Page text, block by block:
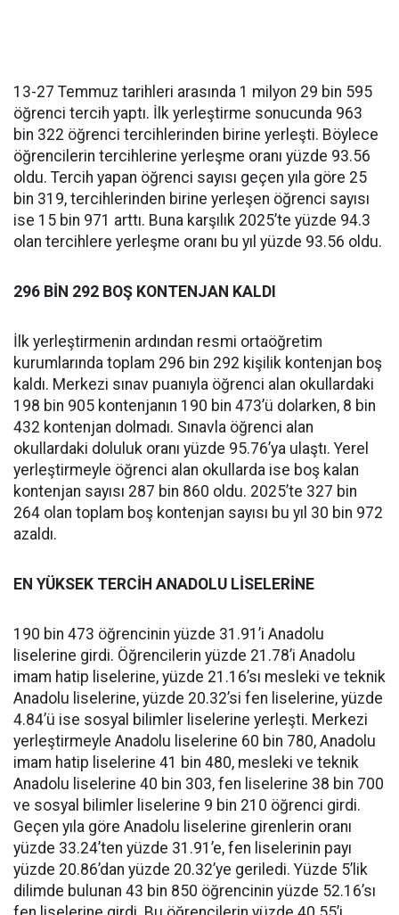
13-27 Temmuz tarihleri arasında 1 milyon 29 bin 595
öğrenci tercih yaptı. İlk yerleştirme sonucunda 963
bin 322 öğrenci tercihlerinden birine yerleşti. Böylece
öğrencilerin tercihlerine yerleşme oranı yüzde 93.56
oldu. Tercih yapan öğrenci sayısı geçen yıla göre 25
bin 319, tercihlerinden birine yerleşen öğrenci sayısı
ise 15 bin 971 arttı. Buna karşılık 2025’te yüzde 94.3
olan tercihlere yerleşme oranı bu yıl yüzde 93.56 oldu.
296 BİN 292 BOŞ KONTENJAN KALDI
İlk yerleştirmenin ardından resmi ortaöğretim
kurumlarında toplam 296 bin 292 kişilik kontenjan boş
kaldı. Merkezi sınav puanıyla öğrenci alan okullardaki
198 bin 905 kontenjanın 190 bin 473’ü dolarken, 8 bin
432 kontenjan dolmadı. Sınavla öğrenci alan
okullardaki doluluk oranı yüzde 95.76’ya ulaştı. Yerel
yerleştirmeyle öğrenci alan okullarda ise boş kalan
kontenjan sayısı 287 bin 860 oldu. 2025’te 327 bin
264 olan toplam boş kontenjan sayısı bu yıl 30 bin 972
azaldı.
EN YÜKSEK TERCİH ANADOLU LİSELERİNE
190 bin 473 öğrencinin yüzde 31.91’i Anadolu
liselerine girdi. Öğrencilerin yüzde 21.78’i Anadolu
imam hatip liselerine, yüzde 21.16’sı mesleki ve teknik
Anadolu liselerine, yüzde 20.32’si fen liselerine, yüzde
4.84’ü ise sosyal bilimler liselerine yerleşti. Merkezi
yerleştirmeyle Anadolu liselerine 60 bin 780, Anadolu
imam hatip liselerine 41 bin 480, mesleki ve teknik
Anadolu liselerine 40 bin 303, fen liselerine 38 bin 700
ve sosyal bilimler liselerine 9 bin 210 öğrenci girdi.
Geçen yıla göre Anadolu liselerine girenlerin oranı
yüzde 33.24’ten yüzde 31.91’e, fen liselerinin payı
yüzde 20.86’dan yüzde 20.32’ye geriledi. Yüzde 5’lik
dilimde bulunan 43 bin 850 öğrencinin yüzde 52.16’sı